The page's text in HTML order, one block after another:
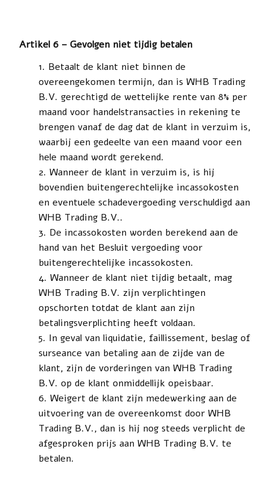
Artikel 6 – Gevolgen niet tijdig betalen
Betaalt de klant niet binnen de
overeengekomen termijn, dan is WHB Trading
B.V. gerechtigd de wettelijke rente van 8% per
maand voor handelstransacties in rekening te
brengen vanaf de dag dat de klant in verzuim is,
waarbij een gedeelte van een maand voor een
hele maand wordt gerekend.
Wanneer de klant in verzuim is, is hij
bovendien buitengerechtelijke incassokosten
en eventuele schadevergoeding verschuldigd aan
WHB Trading B.V..
De incassokosten worden berekend aan de
hand van het Besluit vergoeding voor
buitengerechtelijke incassokosten.
Wanneer de klant niet tijdig betaalt, mag
WHB Trading B.V. zijn verplichtingen
opschorten totdat de klant aan zijn
betalingsverplichting heeft voldaan.
In geval van liquidatie, faillissement, beslag of
surseance van betaling aan de zijde van de
klant, zijn de vorderingen van WHB Trading
B.V. op de klant onmiddellijk opeisbaar.
Weigert de klant zijn medewerking aan de
uitvoering van de overeenkomst door WHB
Trading B.V., dan is hij nog steeds verplicht de
afgesproken prijs aan WHB Trading B.V. te
betalen.